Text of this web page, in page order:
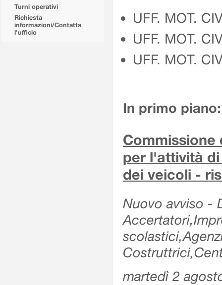
Turni operativi
Richiesta
informazioni/Contatta
l'ufficio
UFF. MOT.
UFF. MOT.
UFF. MOT.
In primo piano:
per l'attività
dei veicoli -
Nuovo avviso -
martedì 2